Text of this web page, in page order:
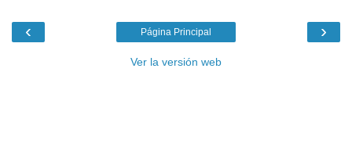
‹ ›
Página Principal
Ver la versión web